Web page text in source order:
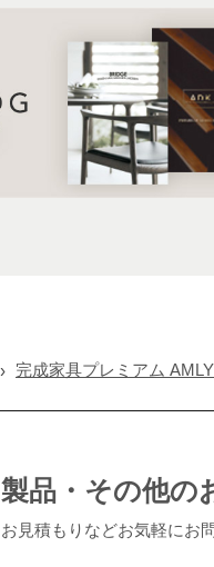
完成家具プレミアム
製品・その他の
お見積もりなどお気軽にお